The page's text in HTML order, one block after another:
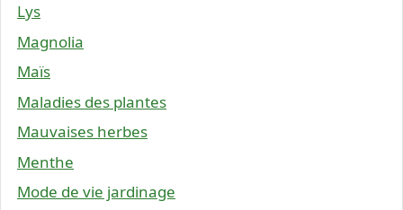
Lys
Magnolia
Maïs
Maladies des plantes
Mauvaises herbes
Menthe
Mode de vie jardinage